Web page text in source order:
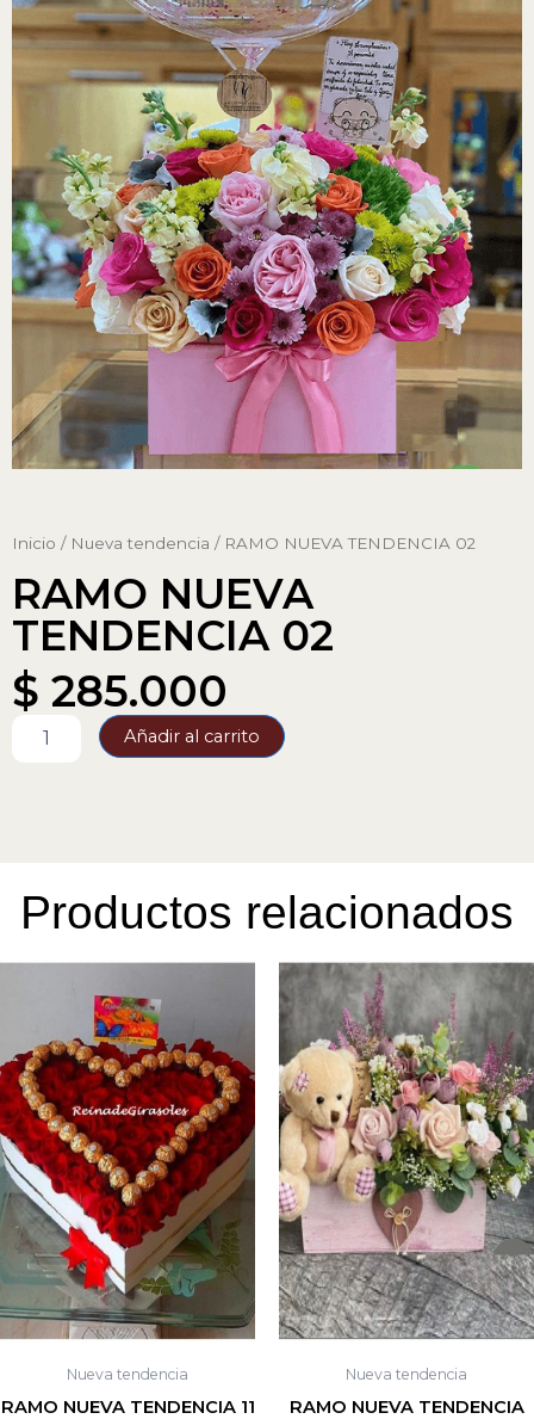
Inicio / Nueva tendencia / RAMO NUEVA TENDENCIA 02
RAMO NUEVA
TENDENCIA 02
$ 285.000
NUEVA
Añadir al carrito
Productos relacionados
Nueva tendencia
RAMO NUEVA TENDENCIA 11
Nueva tendencia
RAMO NUEVA TENDENCIA